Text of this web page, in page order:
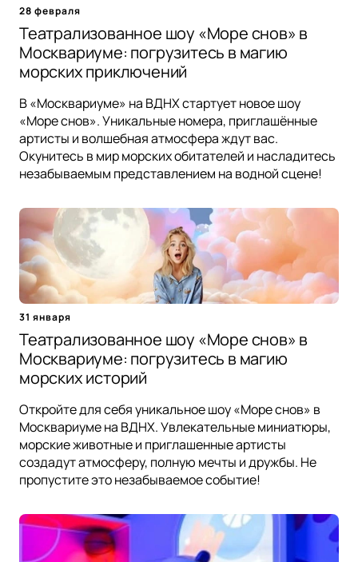
28 февраля
Театрализованное шоу «Море снов» в
Москвариуме: погрузитесь в магию
морских приключений
В «Москвариуме» на ВДНХ стартует новое шоу
«Море снов». Уникальные номера, приглашённые
артисты и волшебная атмосфера ждут вас.
Окунитесь в мир морских обитателей и насладитесь
незабываемым представлением на водной сцене!
31 января
Театрализованное шоу «Море снов» в
Москвариуме: погрузитесь в магию
морских историй
Откройте для себя уникальное шоу «Море снов» в
Москвариуме на ВДНХ. Увлекательные миниатюры,
морские животные и приглашенные артисты
создадут атмосферу, полную мечты и дружбы. Не
пропустите это незабываемое событие!